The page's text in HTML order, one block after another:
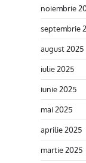
noiembrie
septembrie
august 2025
iulie 2025
iunie 2025
mai 2025
aprilie 2025
martie 2025